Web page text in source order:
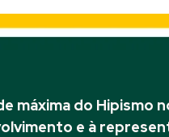
máxima do Hipismo
e à